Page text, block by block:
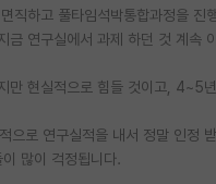
직하고 풀타임석박통합과정을
금 연구실에서 과제 하던 것 계속
만 현실적으로 힘들 것이고, 4~5
로 연구실적을 내서 정말 인정
많이 걱정됩니다.